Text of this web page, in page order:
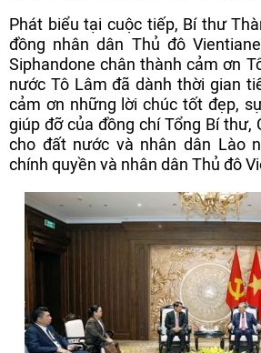
Phát biểu tại cuộc tiếp, Bí thư
đồng nhân dân Thủ đô
Siphandone chân thành cảm ơn
nước Tô Lâm đã dành thời gian
cảm ơn những lời chúc tốt đẹp,
giúp đỡ của đồng chí Tổng Bí thư,
cho đất nước và nhân dân Lào
chính quyền và nhân dân Thủ đô